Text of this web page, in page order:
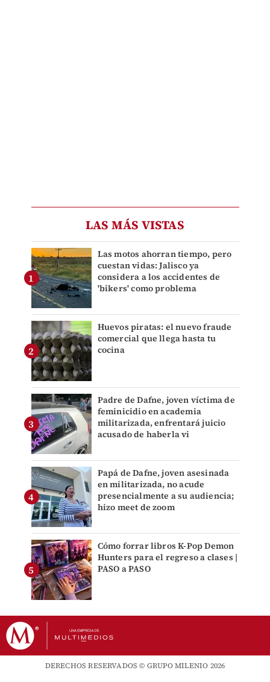
LAS MÁS VISTAS
Las motos ahorran tiempo, pero
cuestan vidas: Jalisco ya
considera a los accidentes de
'bikers' como problema
Huevos piratas: el nuevo fraude
comercial que llega hasta tu
cocina
Padre de Dafne, joven víctima de
feminicidio en academia
militarizada, enfrentará juicio
acusado de haberla vi
Papá de Dafne, joven asesinada
en militarizada, no acude
presencialmente a su audiencia;
hizo meet de zoom
Cómo forrar libros K-Pop Demon
Hunters para el regreso a clases |
PASO a PASO
DERECHOS RESERVADOS © GRUPO MILENIO 2026